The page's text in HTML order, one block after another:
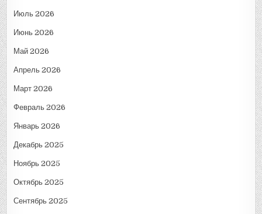
Июль 2026
Июнь 2026
Май 2026
Апрель 2026
Март 2026
Февраль 2026
Январь 2026
Декабрь 2025
Ноябрь 2025
Октябрь 2025
Сентябрь 2025